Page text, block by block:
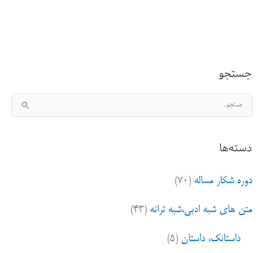
جستجو
س
ج
ب
ا
دسته‌ها
دوره شکار مساله (۷۰)
متن های شبه ادبی،شبه ترانه (۴۳)
داستانک، داستان (۵)